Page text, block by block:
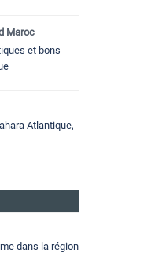
Maroc
et bons
Atlantique,
dans la région